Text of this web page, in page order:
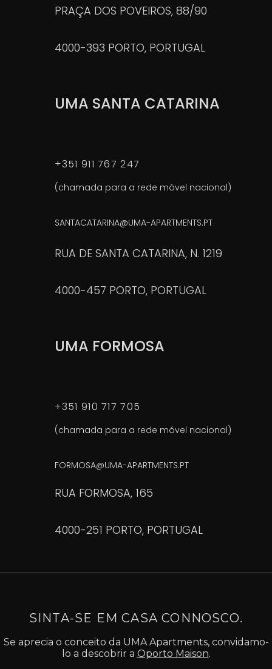
PRAÇA DOS POVEIROS, 88/90
4000-393 PORTO, PORTUGAL
UMA SANTA CATARINA
+351 911 767 247
(chamada para a rede móvel nacional)
SANTACATARINA@UMA-APARTMENTS.PT
RUA DE SANTA CATARINA, N. 1219
4000-457 PORTO, PORTUGAL
UMA FORMOSA
+351 910 717 705
(chamada para a rede móvel nacional)
FORMOSA@UMA-APARTMENTS.PT
RUA FORMOSA, 165
4000-251 PORTO, PORTUGAL
SINTA-SE EM CASA CONNOSCO.
Se aprecia o conceito da UMA Apartments, convidamo-
lo a descobrir a Oporto Maison.